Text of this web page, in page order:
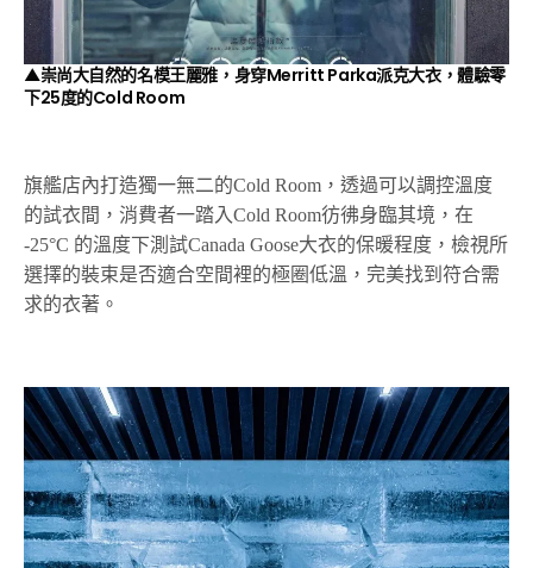
▲崇尚大自然的名模王麗雅，身穿Merritt Parka派克大衣，體驗零
下25度的Cold Room
旗艦店內打造獨一無二的Cold Room，透過可以調控溫度
的試衣間，消費者一踏入Cold Room彷彿身臨其境，在
-25°C 的溫度下測試Canada Goose大衣的保暖程度，檢視所
選擇的裝束是否適合空間裡的極圈低溫，完美找到符合需
求的衣著。